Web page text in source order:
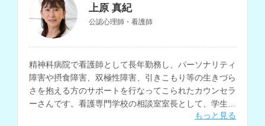
上原 真紀
公認心理師・看護師
精神科病院で看護師として長年勤務し、パーソナリティ
障害や摂食障害、双極性障害、引きこもり等の生きづら
さを抱える方のサポートを行なってこられたカウンセラ
ーさんです。看護専門学校の相談室室長として、学生や
教員のメンタルサポートも多く経験されています。
もっと見る